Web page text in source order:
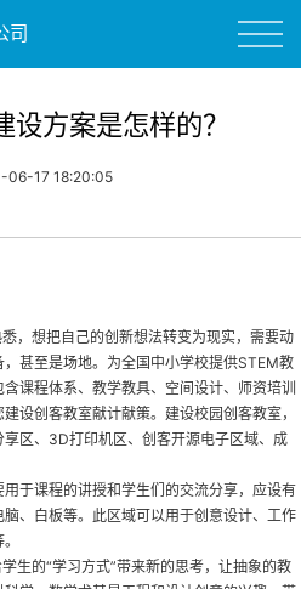
司
方案是怎样的？
06-17 18:20:05
，想把自己的创新想法转变为现实，需要动
甚至是场地。为全国中小学校提供STEM教
课程体系、教学教具、空间设计、师资培训
设创客教室献计献策。建设校园创客教室，
区、3D打印机区、创客开源电子区域、成
用于课程的讲授和学生们的交流分享，应设有
、白板等。此区域可以用于创意设计、工作
生的“学习方式”带来新的思考，让抽象的教